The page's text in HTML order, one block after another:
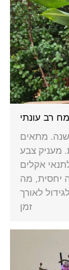
רב עונתי
מתאים
מעניק צבע
אקלים
יחסית, מה
לאורך
זמן